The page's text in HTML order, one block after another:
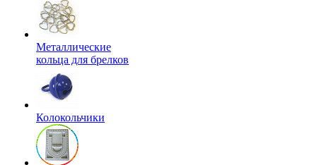
Металлические
кольца для брелков
Колокольчики